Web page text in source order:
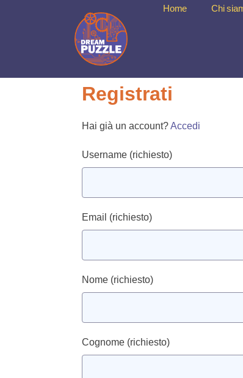
Home Chi
Registrati
Hai già un account?Accedi
Username (richiesto)
Email (richiesto)
Nome (richiesto)
Cognome (richiesto)